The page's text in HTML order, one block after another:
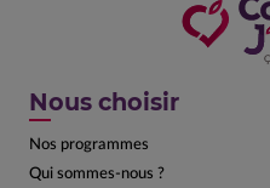
Nous choisir
Nos programmes
Qui sommes-nous ?